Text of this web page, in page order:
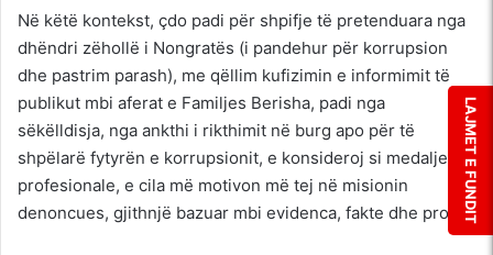
Në këtë kontekst, çdo padi për shpifje të pretenduara nga
dhëndri zëhollë i Nongratës (i pandehur për korrupsion
dhe pastrim parash), me qëllim kufizimin e informimit të
publikut mbi aferat e Familjes Berisha, padi nga
sëkëlldisja, nga ankthi i rikthimit në burg apo për të
shpëlarë fytyrën e korrupsionit, e konsideroj si medalje
profesionale, e cila më motivon më tej në misionin
denoncues, gjithnjë bazuar mbi evidenca, fakte dhe prova.LAJMET E FUNDIT